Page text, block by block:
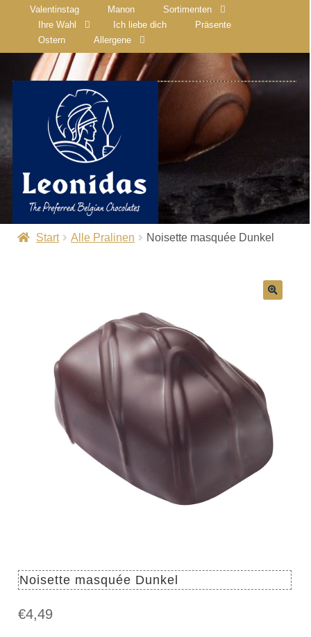
Valentinstag Manon
Sortimenten
Ihre Wahl
Ich liebe dich
Präsente
Ostern
Allergene
Start Alle Pralinen Noisette masquée Dunkel
Noisette masquée Dunkel
€4,49